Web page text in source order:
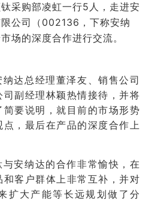
采购部凌虹一行5人，走进安
公司（002136，下称安纳
场的深度合作进行交流。
总经理董泽友、销售公司
副经理林颖热情接待，并将
简要说明，就目前的市场形势
，最后在产品的深度合作上
安纳达的合作非常愉快，在
客户群体上非常互补，并对
扩大产能等长远规划做了分